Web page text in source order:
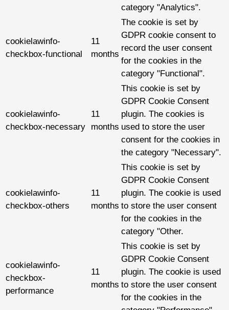
category "Analytics".
cookielawinfo-
checkbox-functional
11
months
The cookie is set by
GDPR cookie consent to
record the user consent
for the cookies in the
category "Functional".
cookielawinfo-
checkbox-necessary
11
months
This cookie is set by
GDPR Cookie Consent
plugin. The cookies is
used to store the user
consent for the cookies in
the category "Necessary".
cookielawinfo-
checkbox-others
11
months
This cookie is set by
GDPR Cookie Consent
plugin. The cookie is used
to store the user consent
for the cookies in the
category "Other.
cookielawinfo-
checkbox-
performance
11
months
This cookie is set by
GDPR Cookie Consent
plugin. The cookie is used
to store the user consent
for the cookies in the